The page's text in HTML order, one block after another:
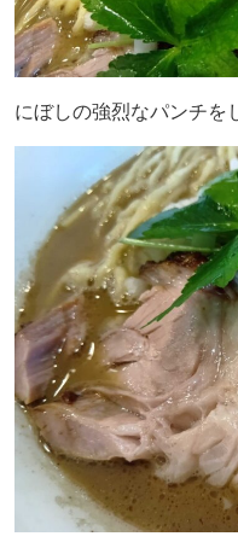
にぼしの強烈なパンチを